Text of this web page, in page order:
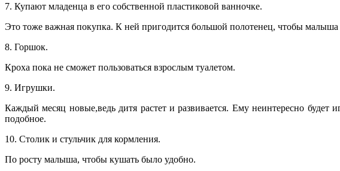
7. Купают младенца в его собственной пластиковой ванночке.
Это тоже важная покупка. К ней пригодится большой полотенец, чтобы
8. Горшок.
Кроха пока не сможет пользоваться взрослым туалетом.
9. Игрушки.
Каждый месяц новые,ведь дитя растет и развивается. Ему неинтересно
подобное.
10. Столик и стульчик для кормления.
По росту малыша, чтобы кушать было удобно.